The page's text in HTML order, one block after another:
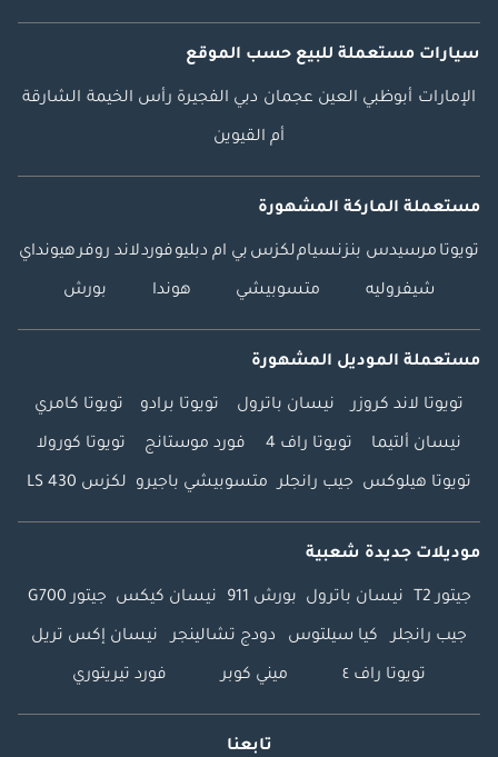
سيارات مستعملة للبيع حسب الموقع
الإمارات أبوظبي العين عجمان دبي الفجيرة رأس الخيمة الشارقة
أم القيوين
مستعملة الماركة المشهورة
تويوتا مرسيدس بنزنسياملكزس بي ام دبليوفوردلاند روفرهيونداي
شيفروليه متسوبيشي هوندا بورش
مستعملة الموديل المشهورة
تويوتا لاند كروزر نيسان باترول تويوتا برادو تويوتا كامري
نيسان ألتيما تويوتا راف 4 فورد موستانج تويوتا كورولا
تويوتا هيلوكس جيب رانجلر متسوبيشي باجيرو لكزس LS 430
موديلات جديدة شعبية
جيتور T2 نيسان باترول بورش 911 نيسان كيكس جيتور G700
جيب رانجلر كيا سيلتوس دودج تشالينجر نيسان إكس تريل
تويوتا راف ٤ ميني كوبر فورد تيريتوري
تابعنا